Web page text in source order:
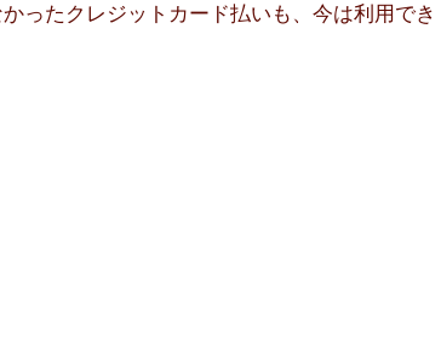
ったクレジットカード払いも、今は利用でき